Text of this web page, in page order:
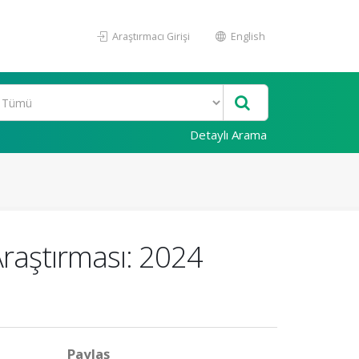
Araştırmacı Girişi English
Detaylı Arama
2024
Paylaş